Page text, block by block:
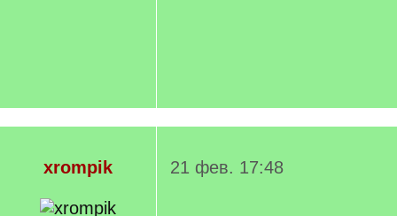
xrompik 21 фев. 17:48